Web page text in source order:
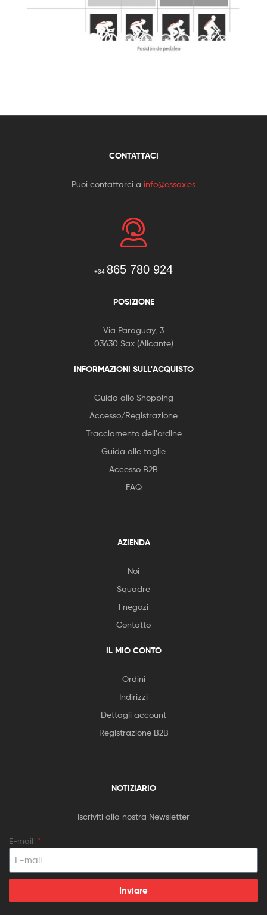
CONTATTACI
Puoi contattarci a info@essax.es
+34 865 780 924
POSIZIONE
Via Paraguay, 3
03630 Sax (Alicante)
INFORMAZIONI SULL'ACQUISTO
Guida allo Shopping
Accesso/Registrazione
Tracciamento dell'ordine
Guida alle taglie
Accesso B2B
FAQ
AZIENDA
Noi
Squadre
I negozi
Contatto
IL MIO CONTO
Ordini
Indirizzi
Dettagli account
Registrazione B2B
NOTIZIARIO
Iscriviti alla nostra Newsletter
E-mail
Inviare